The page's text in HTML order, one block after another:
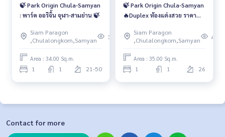
🍃 Park Origin Chula-Samyan
: พาร์ค ออริจิ้น จุฬา-สามย่าน 🍃
Siam Paragon
,Chulalongkorn,Samyan
379
Area : 34.00 Sq.m.
1 1 21-50
🍃 Park Origin Chula-Samyan
🔥Duplex ห้องแต่งสวย ราคา
🔥
Siam Paragon
,Chulalongkorn,Samyan
402
Area : 35.00 Sq.m.
1 1 26
Contact for more